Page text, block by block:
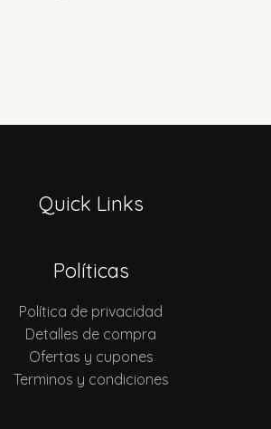
Quick Links
Políticas
Política de privacidad
Detalles de compra
Ofertas y cupones
Terminos y condiciones